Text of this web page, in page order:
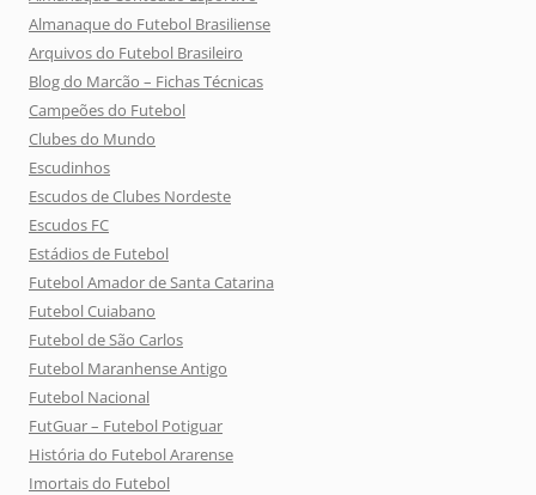
Almanaque do Futebol Brasiliense
Arquivos do Futebol Brasileiro
Blog do Marcão – Fichas Técnicas
Campeões do Futebol
Clubes do Mundo
Escudinhos
Escudos de Clubes Nordeste
Escudos FC
Estádios de Futebol
Futebol Amador de Santa Catarina
Futebol Cuiabano
Futebol de São Carlos
Futebol Maranhense Antigo
Futebol Nacional
FutGuar – Futebol Potiguar
História do Futebol Ararense
Imortais do Futebol